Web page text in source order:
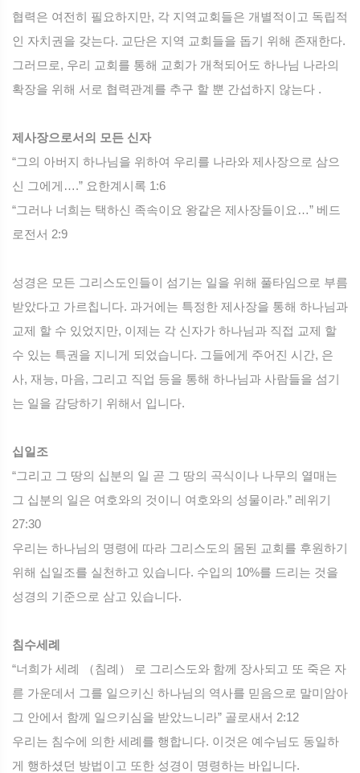
협력은 여전히 필요하지만, 각 지역교회들은 개별적이고 독립적
인 자치권을 갖는다. 교단은 지역 교회들을 돕기 위해 존재한다.
그러므로, 우리 교회를 통해 교회가 개척되어도 하나님 나라의
확장을 위해 서로 협력관계를 추구 할 뿐 간섭하지 않는다 .
제사장으로서의 모든 신자
“그의 아버지 하나님을 위하여 우리를 나라와 제사장으로 삼으
신 그에게….” 요한계시록 1:6
“그러나 너희는 택하신 족속이요 왕같은 제사장들이요…” 베드
로전서 2:9
성경은 모든 그리스도인들이 섬기는 일을 위해 풀타임으로 부름
받았다고 가르칩니다. 과거에는 특정한 제사장을 통해 하나님과
교제 할 수 있었지만, 이제는 각 신자가 하나님과 직접 교제 할
수 있는 특권을 지니게 되었습니다. 그들에게 주어진 시간, 은
사, 재능, 마음, 그리고 직업 등을 통해 하나님과 사람들을 섬기
는 일을 감당하기 위해서 입니다.
십일조
“그리고 그 땅의 십분의 일 곧 그 땅의 곡식이나 나무의 열매는
그 십분의 일은 여호와의 것이니 여호와의 성물이라.” 레위기
27:30
우리는 하나님의 명령에 따라 그리스도의 몸된 교회를 후원하기
위해 십일조를 실천하고 있습니다. 수입의 10%를 드리는 것을
성경의 기준으로 삼고 있습니다.
침수세례
“너희가 세례 （침례） 로 그리스도와 함께 장사되고 또 죽은 자
륻 가운데서 그를 일으키신 하나님의 역사를 믿음으로 말미암아
그 안에서 함께 일으키심을 받았느니라” 골로새서 2:12
우리는 침수에 의한 세례를 행합니다. 이것은 예수님도 동일하
게 행하셨던 방법이고 또한 성경이 명령하는 바입니다.